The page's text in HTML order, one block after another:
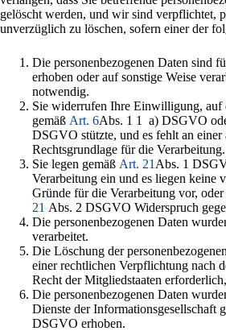
gelöscht werden, und wir sind verpflichtet,
unverzüglich zu löschen, sofern einer der
Die personenbezogenen Daten sind
erhoben oder auf sonstige Weise
notwendig.
Sie widerrufen Ihre Einwilligung, auf
gemäß Art. 6Abs. 1 1 a) DSGVO
DSGVO stützte, und es fehlt an einer
Rechtsgrundlage für die Verarbeitung.
Sie legen gemäß Art. 21 Abs. 1
Verarbeitung ein und es liegen keine
Gründe für die Verarbeitung vor, oder
21 Abs. 2 DSGVO Widerspruch
Die personenbezogenen Daten
verarbeitet.
Die Löschung der
einer rechtlichen Verpflichtung nach
Recht der Mitgliedstaaten
Die personenbezogenen Daten
Dienste der Informationsgesellschaft
DSGVO erhoben.